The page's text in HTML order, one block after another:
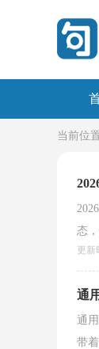
当前位
态
更新
通
通
带